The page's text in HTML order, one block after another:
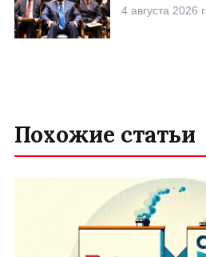
4 августа 2026 г.
Похожие статьи